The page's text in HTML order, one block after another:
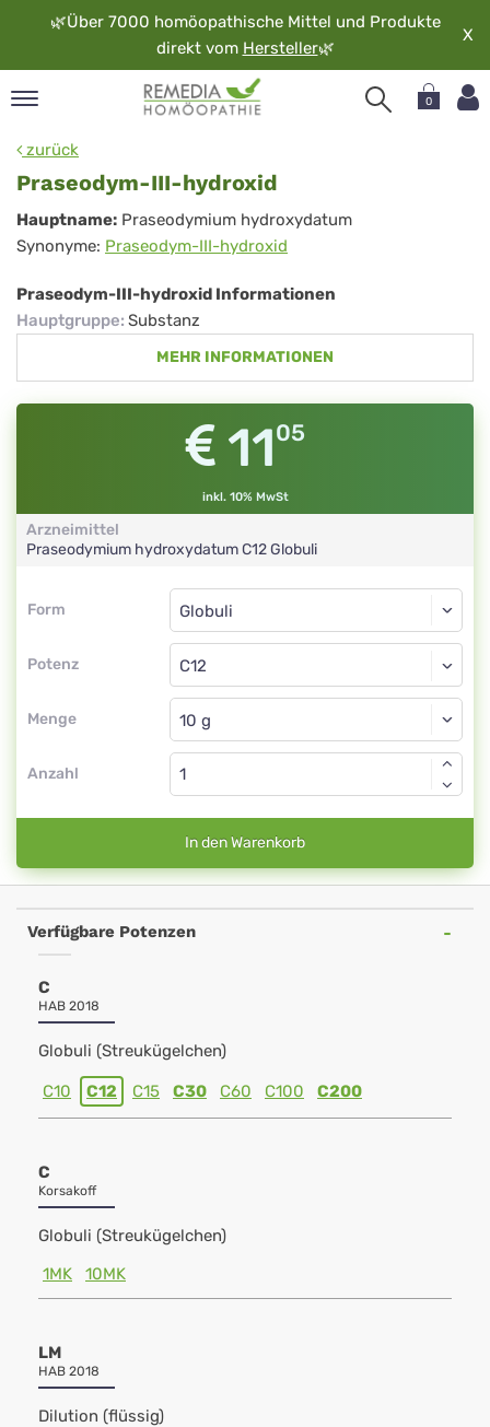
🌿Über 7000 homöopathische Mittel und Produkte
direkt vom Hersteller🌿
X
0
zurück
Praseodym-III-hydroxid
Praseodym-
III-
hydroxid
Hauptname: Praseodymium hydroxydatum
Synonyme: Praseodym-III-hydroxid
Praseodym-III-hydroxid Informationen
Hauptgruppe: Substanz
MEHR INFORMATIONEN
1105
inkl. 10% MwSt
Arzneimittel
Praseodymium hydroxydatumC12Globuli
Form
Form
Potenz
Globuli
C12
Menge
Globuli
Anzahl
In den Warenkorb
Verfügbare Potenzen
C
HAB 2018
Globuli (Streukügelchen)
C10 C12 C15 C30 C60 C100 C200
C
Korsakoff
Globuli (Streukügelchen)
1MK
10MK
LM
HAB 2018
Dilution (flüssig)